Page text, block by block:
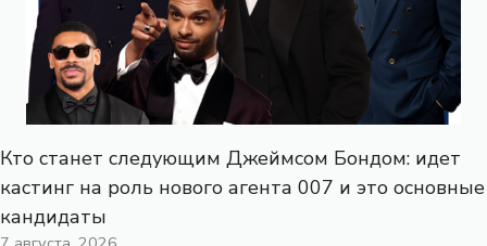
Кто станет следующим Джеймсом Бондом: идет
кастинг на роль нового агента 007 и это основные
кандидаты